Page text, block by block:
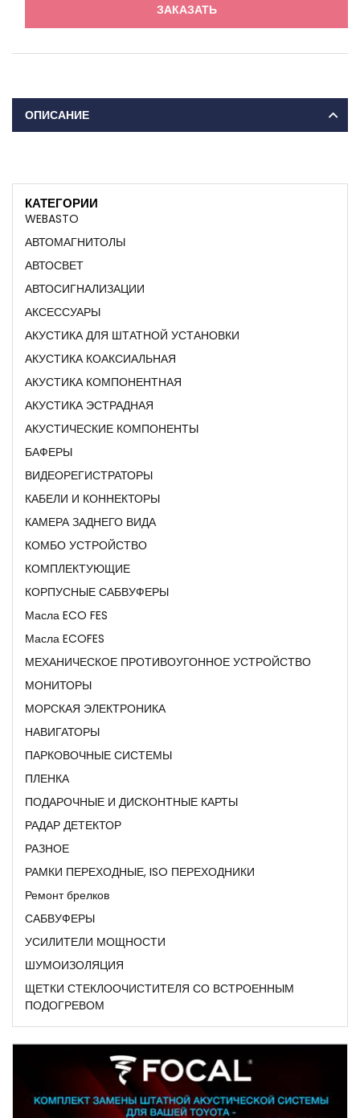
ЗАКАЗАТЬ
ОПИСАНИЕ
КАТЕГОРИИ
WEBASTO
АВТОМАГНИТОЛЫ
АВТОСВЕТ
АВТОСИГНАЛИЗАЦИИ
АКСЕССУАРЫ
АКУСТИКА ДЛЯ ШТАТНОЙ УСТАНОВКИ
АКУСТИКА КОАКСИАЛЬНАЯ
АКУСТИКА КОМПОНЕНТНАЯ
АКУСТИКА ЭСТРАДНАЯ
АКУСТИЧЕСКИЕ КОМПОНЕНТЫ
БАФЕРЫ
ВИДЕОРЕГИСТРАТОРЫ
КАБЕЛИ И КОННЕКТОРЫ
КАМЕРА ЗАДНЕГО ВИДА
КОМБО УСТРОЙСТВО
КОМПЛЕКТУЮЩИЕ
КОРПУСНЫЕ САБВУФЕРЫ
Масла ECO FES
Масла ECOFES
МЕХАНИЧЕСКОЕ ПРОТИВОУГОННОЕ УСТРОЙСТВО
МОНИТОРЫ
МОРСКАЯ ЭЛЕКТРОНИКА
НАВИГАТОРЫ
ПАРКОВОЧНЫЕ СИСТЕМЫ
ПЛЕНКА
ПОДАРОЧНЫЕ И ДИСКОНТНЫЕ КАРТЫ
РАДАР ДЕТЕКТОР
РАЗНОЕ
РАМКИ ПЕРЕХОДНЫЕ, ISO ПЕРЕХОДНИКИ
Ремонт брелков
САБВУФЕРЫ
УСИЛИТЕЛИ МОЩНОСТИ
ШУМОИЗОЛЯЦИЯ
ЩЕТКИ СТЕКЛООЧИСТИТЕЛЯ СО ВСТРОЕННЫМ
ПОДОГРЕВОМ